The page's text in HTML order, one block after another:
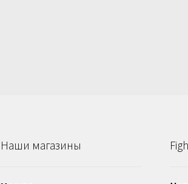
Наши магазины